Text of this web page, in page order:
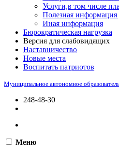
Услуги,в том числе
Полезная информация
Иная информация
Бюрократическая нагрузка
Версия для слабовидящих
Наставничество
Новые места
Воспитать патриотов
Муниципальное автономное
248-48-30
Меню